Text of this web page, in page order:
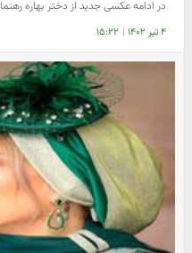
در ادامه عکسی جدید از دختر بهاره
۴ تیر ۱۴۰۲ | ۱۵:۲۲